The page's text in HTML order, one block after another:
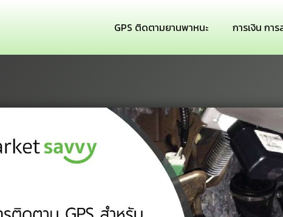
GPS ติดตามยานพาหนะ การเงิน กา